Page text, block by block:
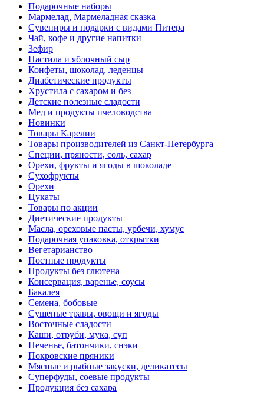
Подарочные наборы
Мармелад, Мармеладная сказка
Сувениры и подарки с видами Питера
Чай, кофе и другие напитки
Зефир
Пастила и яблочный сыр
Конфеты, шоколад, леденцы
Диабетические продукты
Хрустила с сахаром и без
Детские полезные сладости
Мед и продукты пчеловодства
Новинки
Товары Карелии
Товары производителей из Санкт-Петербурга
Специи, пряности, соль, сахар
Орехи, фрукты и ягоды в шоколаде
Сухофрукты
Орехи
Цукаты
Товары по акции
Диетические продукты
Масла, ореховые пасты, урбечи, хумус
Подарочная упаковка, открытки
Вегетарианство
Постные продукты
Продукты без глютена
Консервация, варенье, соусы
Бакалея
Семена, бобовые
Сушеные травы, овощи и ягоды
Восточные сладости
Каши, отруби, мука, суп
Печенье, батончики, снэки
Покровские пряники
Мясные и рыбные закуски, деликатесы
Суперфуды, соевые продукты
Продукция без сахара